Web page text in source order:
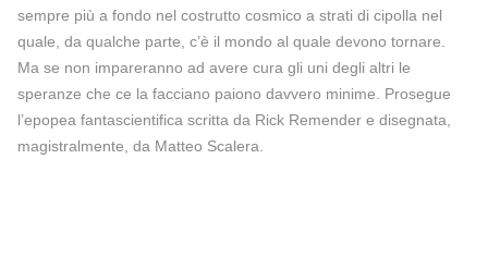
sempre più a fondo nel costrutto cosmico a strati di cipolla nel
quale, da qualche parte, c’è il mondo al quale devono tornare.
Ma se non impareranno ad avere cura gli uni degli altri le
speranze che ce la facciano paiono davvero minime. Prosegue
l’epopea fantascientifica scritta da Rick Remender e disegnata,
magistralmente, da Matteo Scalera.